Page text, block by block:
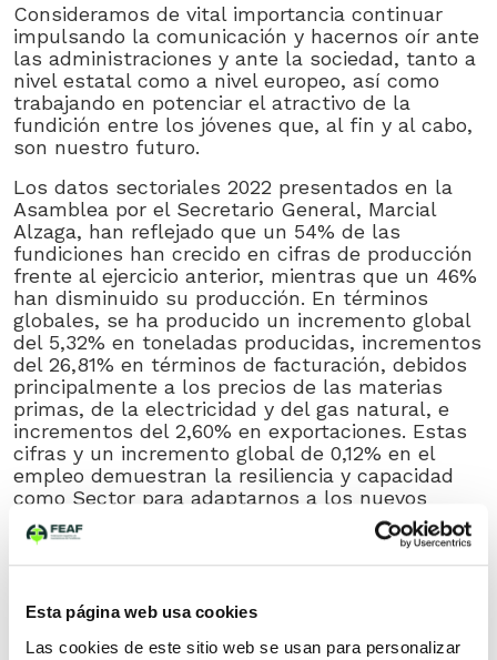
Esta página web usa cookies
Las cookies de este sitio web se usan para personalizar
Consideramos de vital importancia continuar
impulsando la comunicación y hacernos oír ante
las administraciones y ante la sociedad, tanto a
nivel estatal como a nivel europeo, así como
trabajando en potenciar el atractivo de la
fundición entre los jóvenes que, al fin y al cabo,
son nuestro futuro.
Los datos sectoriales 2022 presentados en la
Asamblea por el Secretario General, Marcial
Alzaga, han reflejado que un 54% de las
fundiciones han crecido en cifras de producción
frente al ejercicio anterior, mientras que un 46%
han disminuido su producción. En términos
globales, se ha producido un incremento global
del 5,32% en toneladas producidas, incrementos
del 26,81% en términos de facturación, debidos
principalmente a los precios de las materias
primas, de la electricidad y del gas natural, e
incrementos del 2,60% en exportaciones. Estas
cifras y un incremento global de 0,12% en el
empleo demuestran la resiliencia y capacidad
como Sector para adaptarnos a los nuevos
escenarios, a pesar de que la totalidad de las
fundiciones han disminuido los márgenes fruto
de los citados incrementos de costes.
El Viceconsejero de Industria del Gobierno
Vasco, Mikel Amundarain, reconoció en su
intervención, la relevancia que tiene el Clúster